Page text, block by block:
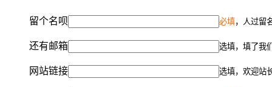
留个名呗 必填，人过留
还有邮箱 选填，填了我
网站链接 选填，欢迎站